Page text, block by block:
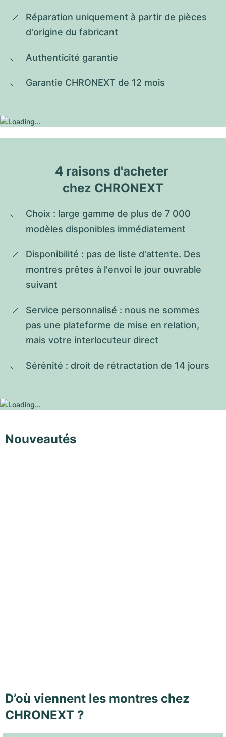
Réparation uniquement à partir de pièces
d'origine du fabricant
Authenticité garantie
Garantie CHRONEXT de 12 mois
4 raisons d'acheter
chez CHRONEXT
Choix : large gamme de plus de 7 000
modèles disponibles immédiatement
Disponibilité : pas de liste d'attente. Des
montres prêtes à l'envoi le jour ouvrable
suivant
Service personnalisé : nous ne sommes
pas une plateforme de mise en relation,
mais votre interlocuteur direct
Sérénité : droit de rétractation de 14 jours
Nouveautés
D’où viennent les montres chez
CHRONEXT ?